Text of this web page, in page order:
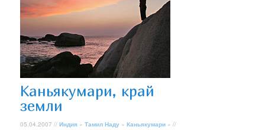
Каньякумари, край
земли
05.04.2007 //Индия »Тамил Наду »Каньякумари » //